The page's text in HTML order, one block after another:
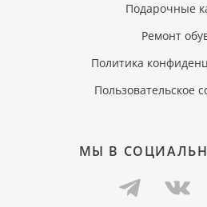
Подарочные
Ремонт
Политика
Пользовательское
МЫ В